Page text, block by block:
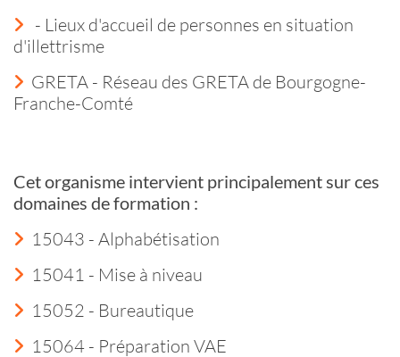
- Lieux d'accueil de personnes en situation
d'illettrisme
GRETA - Réseau des GRETA de Bourgogne-
Franche-Comté
Cet organisme intervient principalement sur ces
domaines de formation :
15043 - Alphabétisation
15041 - Mise à niveau
15052 - Bureautique
15064 - Préparation VAE